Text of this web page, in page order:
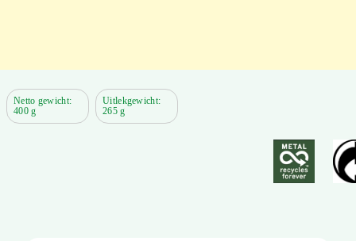
Netto gewicht:
400 g
Uitlekgewicht:
265 g